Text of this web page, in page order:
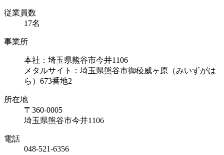
従業員数
17名
事業所
本社：埼玉県熊谷市今井1106
メタルサイト：埼玉県熊谷市御稜威ヶ原（みいずがは
ら）673番地2
所在地
〒360-0005
埼玉県熊谷市今井1106
電話
048-521-6356